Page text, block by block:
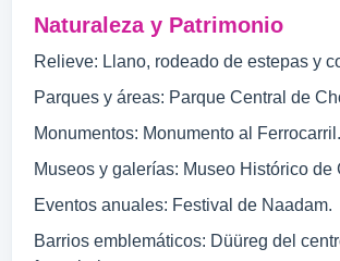
Naturaleza y Patrimonio
Relieve: Llano, rodeado de estepas y
Parques y áreas: Parque Central de
Monumentos: Monumento al Ferrocarril.
Museos y galerías: Museo Histórico de
Eventos anuales: Festival de Naadam.
Barrios emblemáticos: Düüreg del